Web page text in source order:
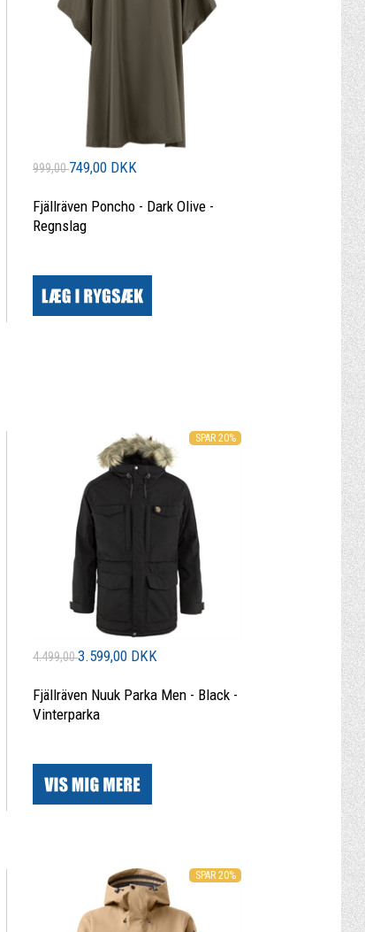
999,00749,00 DKK
Fjällräven Poncho - Dark Olive -
Regnslag
SPAR 20%
4.499,003.599,00 DKK
Fjällräven Nuuk Parka Men - Black -
Vinterparka
SPAR 20%